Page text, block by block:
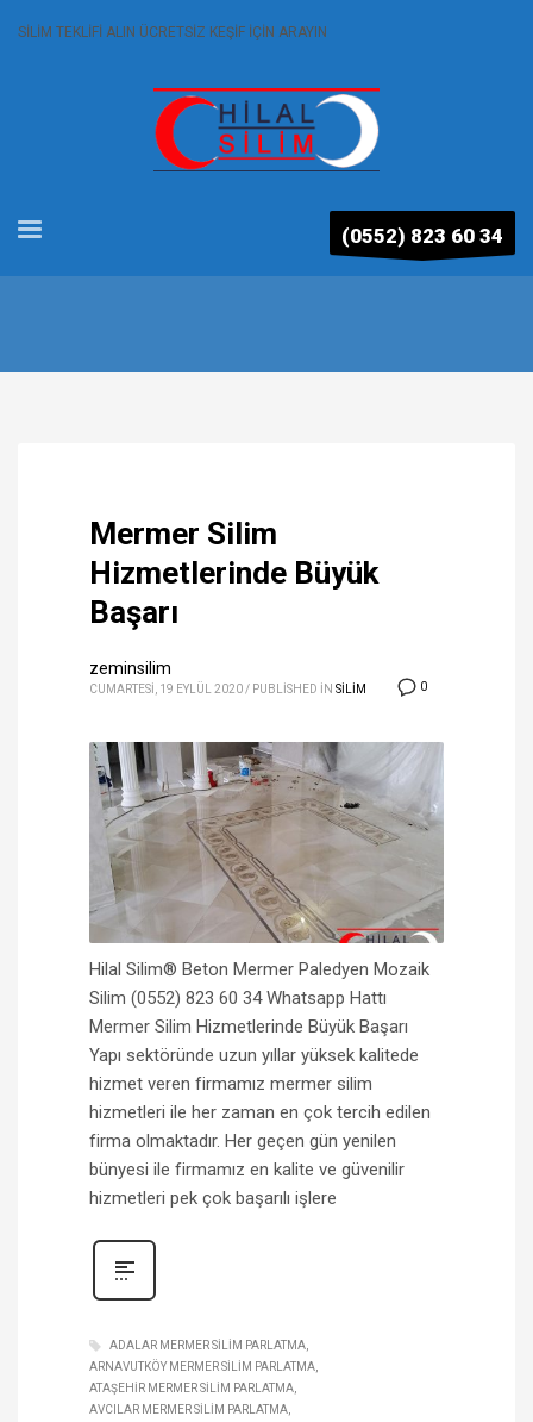
SİLİM TEKLİFİ ALIN ÜCRETSİZ KEŞİF İÇİN ARAYIN
(0552) 823 60 34
Mermer Silim
Hizmetlerinde Büyük
Başarı
0
zeminsilim
CUMARTESI, 19 EYLÜL 2020 / PUBLISHED IN SİLİM
Hilal Silim® Beton Mermer Paledyen Mozaik
Silim (0552) 823 60 34 Whatsapp Hattı
Mermer Silim Hizmetlerinde Büyük Başarı
Yapı sektöründe uzun yıllar yüksek kalitede
hizmet veren firmamız mermer silim
hizmetleri ile her zaman en çok tercih edilen
firma olmaktadır. Her geçen gün yenilen
bünyesi ile firmamız en kalite ve güvenilir
hizmetleri pek çok başarılı işlere
ADALAR MERMER SILIM PARLATMA
ARNAVUTKÖY MERMER SILIM PARLATMA
ATAŞEHIR MERMER SILIM PARLATMA
AVCILAR MERMER SILIM PARLATMA